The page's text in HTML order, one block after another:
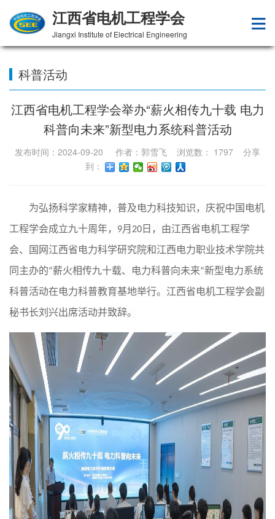
江西省电机工程学会
Jiangxi Institute of Electrical Engineering
科普活动
江西省电机工程学会举办“薪火相传九十载 电力
科普向未来”新型电力系统科普活动
发布时间：2024-09-20 作者：郭雪飞 浏览数： 1797 分享
到：
为弘扬科学家精神，普及电力科技知识，庆祝中国电机
工程学会成立九十周年， 9月20日 ， 由 江西省电机工程学
会、 国网江西省电力科学研究院和江西电力职业技术学院共
同主办的“薪火相传九十载、 电力科普向未来”新型电力系统
科普活动在电力科普教育基地举行。 江西省电机工程学会副
秘书长刘兴出席活动并致辞。